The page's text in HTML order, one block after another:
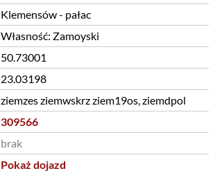
Klemensów - pałac
Własność: Zamoyski
50.73001
23.03198
ziemzes ziemwskrz ziem19os, ziemdpol
309566
brak
Pokaż dojazd